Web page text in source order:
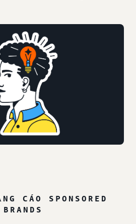
CÁO SPONSORED
BRANDS